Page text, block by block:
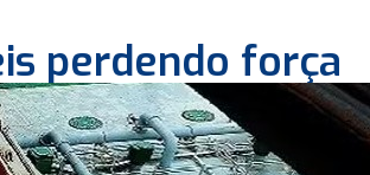
perdendo força